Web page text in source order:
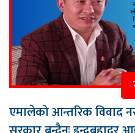
एमालेको आन्तरिक विवाद